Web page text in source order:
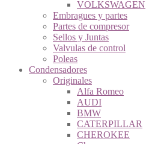
VOLKSWAGEN
Embragues y partes
Partes de compresor
Sellos y Juntas
Valvulas de control
Poleas
Condensadores
Originales
Alfa Romeo
AUDI
BMW
CATERPILLAR
CHEROKEE